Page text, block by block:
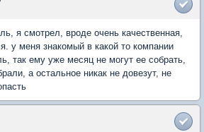
я смотрел, вроде очень качественная,
у меня знакомый в какой то компании
так ему уже месяц не могут ее собрать,
а остальное никак не довезут, не